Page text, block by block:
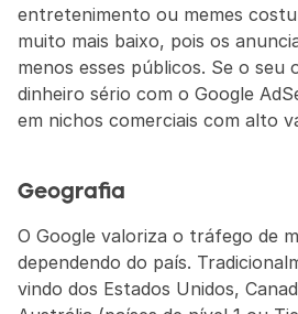
entretenimento ou memes
muito mais baixo, pois os
menos esses públicos. Se o seu
dinheiro sério com o Google
em nichos comerciais com alto
Geografia
O Google valoriza o tráfego de
dependendo do país.
vindo dos Estados Unidos,